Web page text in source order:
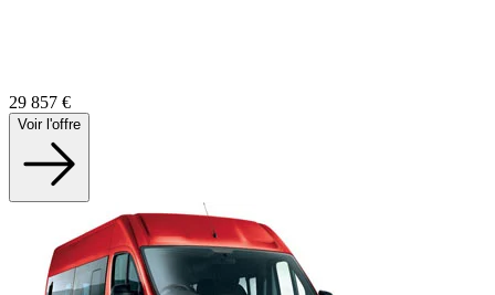
29 857 €
Voir l'offre